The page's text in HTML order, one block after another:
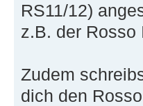
RS11/12)
z.B. der Rosso
Zudem
dich den